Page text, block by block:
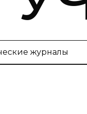
журналы